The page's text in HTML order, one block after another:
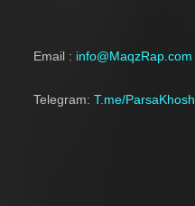
Email : info@MaqzRap.com
Telegram:T.me/ParsaKhosh